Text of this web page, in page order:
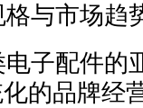
与市场趋
子配件的
的品牌经